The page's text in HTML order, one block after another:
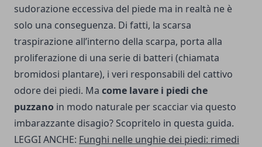
sudorazione eccessiva del piede ma in realtà ne è
solo una conseguenza. Di fatti, la scarsa
traspirazione all’interno della scarpa, porta alla
proliferazione di una serie di batteri (chiamata
bromidosi plantare), i veri responsabili del cattivo
odore dei piedi. Ma come lavare i piedi che
puzzano in modo naturale per scacciar via questo
imbarazzante disagio? Scopritelo in questa guida.
LEGGI ANCHE: Funghi nelle unghie dei piedi: rimedi